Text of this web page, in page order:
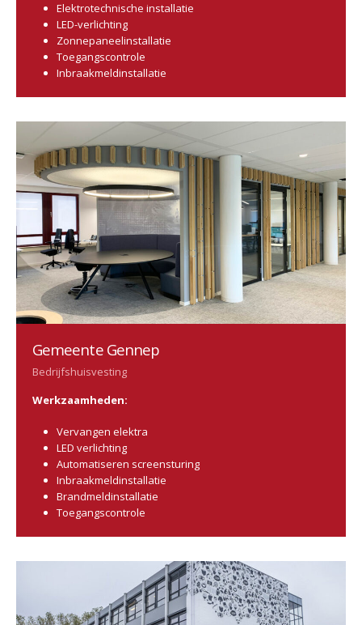
Elektrotechnische installatie
LED-verlichting
Zonnepaneelinstallatie
Toegangscontrole
Inbraakmeldinstallatie
Gemeente Gennep
Bedrijfshuisvesting
Werkzaamheden:
Vervangen elektra
LED verlichting
Automatiseren screensturing
Inbraakmeldinstallatie
Brandmeldinstallatie
Toegangscontrole